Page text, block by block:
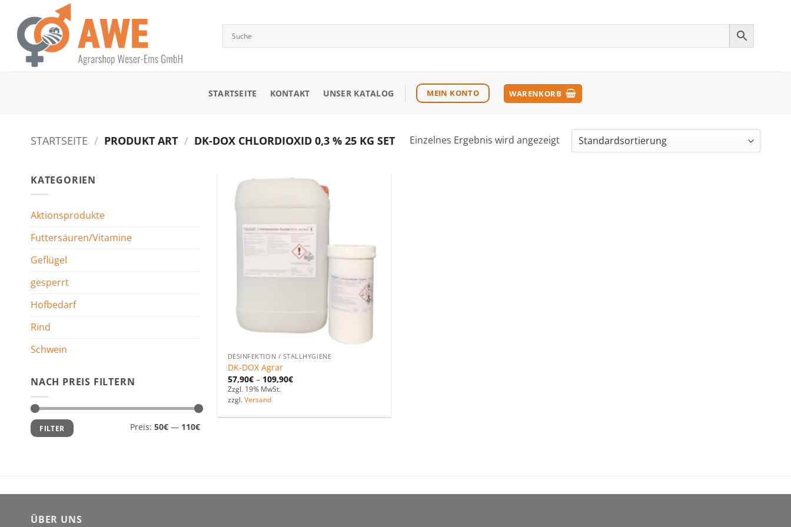
Inhalt
springen
STARTSEITE KONTAKT UNSER KATALOG MEIN KONTO WARENKORB
STARTSEITE / PRODUKT ART / DK-DOX CHLORDIOXID 0,3 % 25 KG SET Einzelnes Ergebnis wird angezeigt
KATEGORIEN
Aktionsprodukte
Futtersäuren/Vitamine
Geflügel
gesperrt
Hofbedarf
Rind
Schwein
NACH PREIS FILTERN
Min.
Preis
Max.
Preis
FILTER Preis: 50€— 110€
DESINFEKTION / STALLHYGIENE
DK-DOX Agrar
57,90€– 109,90€
Zzgl. 19% MwSt.
zzgl. Versand
ÜBER UNS